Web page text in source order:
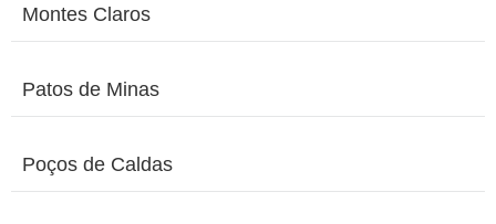
Montes Claros
Patos de Minas
Poços de Caldas